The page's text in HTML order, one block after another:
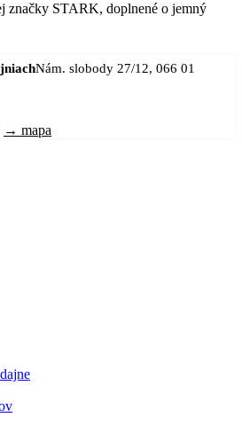
značky STARK, doplnené o jemný
Nám. slobody 27/12, 066 01
→ mapa